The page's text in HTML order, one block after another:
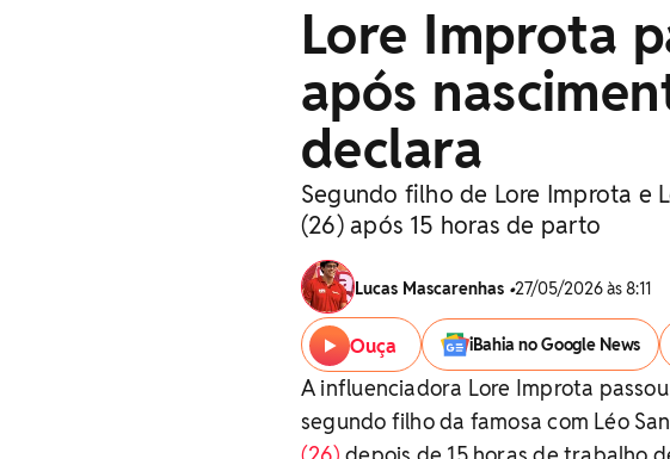
Lore Improta
após
declara
Segundo filho de Lore Improta e
(26) após 15 horas de parto
Lucas Mascarenhas •27/05/2026 às 8:11
Ouça iBahia no Google News
A influenciadora Lore Improta
segundo filho da famosa com Léo